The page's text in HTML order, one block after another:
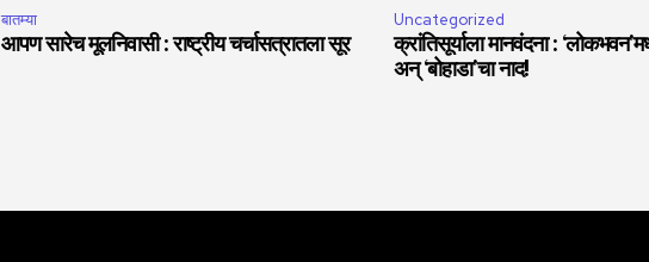
बातम्या
आपण सारेच मूलनिवासी : राष्ट्रीय चर्चासत्रातला सूर
Uncategorized
क्रांतिसूर्याला मानवंदना :
अन् ‘बोहाडा’चा नाद!